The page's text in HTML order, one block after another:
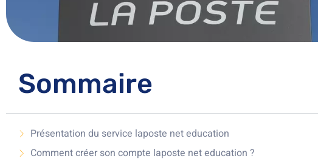
Sommaire
Présentation du service laposte net education
Comment créer son compte laposte net education ?